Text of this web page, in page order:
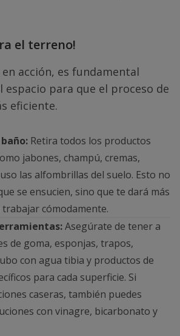
el terreno!
acción, es fundamental
para que el proceso de
eficiente.
Retira todos los productos
jabones, champú, cremas,
las alfombrillas del suelo. Esto no
se ensucien, sino que te dará más
cómodamente.
Asegúrate de tener a
de goma, esponjas, trapos,
con agua tibia y productos de
para cada superficie. Si
caseras, también puedes
con vinagre, bicarbonato y